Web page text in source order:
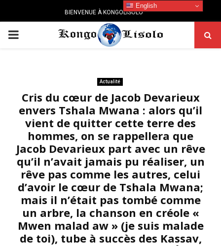
BIENVENUE À KONGOLISOLO
PRIMARY
Actualité
Cris du cœur de Jacob Devarieux
envers Tshala Mwana : alors qu’il
vient de quitter cette terre des
hommes, on se rappellera que
Jacob Devarieux part avec un rêve
qu’il n’avait jamais pu réaliser, un
rêve pas comme les autres, celui
d’avoir le cœur de Tshala Mwana;
mais il n’était pas tombé comme
un arbre, la chanson en créole «
Mwen malad aw » (je suis malade
de toi), tube à succès des Kassav,
English